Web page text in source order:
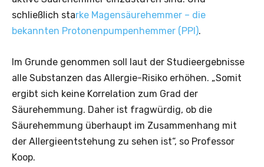
schließlich starke Magensäurehemmer – die
bekannten Protonenpumpenhemmer (PPI).
Im Grunde genommen soll laut der Studieergebnisse
alle Substanzen das Allergie-Risiko erhöhen. „Somit
ergibt sich keine Korrelation zum Grad der
Säurehemmung. Daher ist fragwürdig, ob die
Säurehemmung überhaupt im Zusammenhang mit
der Allergieentstehung zu sehen ist“, so Professor
Koop.